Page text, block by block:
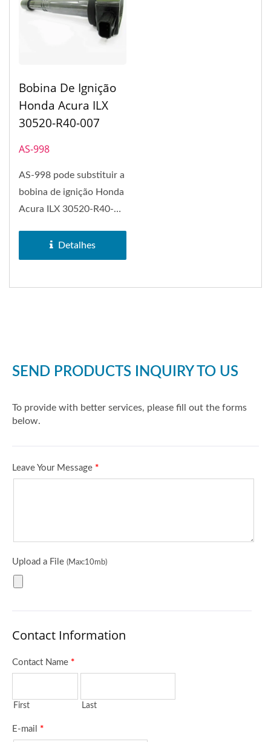
Bobina De Ignição
Honda Acura ILX
30520-R40-007
AS-998
AS-998 pode substituir a
bobina de ignição Honda
Acura ILX 30520-R40-
Detalhes